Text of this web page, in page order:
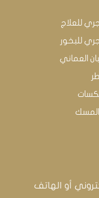
للعلاج
للبخور
العماني
أو الهاتف